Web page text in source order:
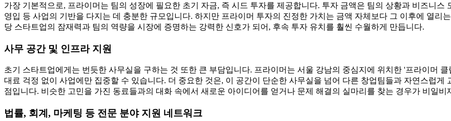
가장 기본적으로, 프라이머는 팀의 성장에 필요한 초기 자금, 즉 시드 투자를 제공합니다. 투자 금액은 팀의 상황과 비즈니스
영입 등 사업의 기반을 다지는 데 충분한 규모입니다. 하지만 프라이머 투자의 진정한 가치는 금액 자체보다 그 이후에 열리
당 스타트업의 잠재력과 팀의 역량을 시장에 증명하는 강력한 신호가 되어, 후속 투자 유치를 훨씬 수월하게 만듭니다.
사무 공간 및 인프라 지원
초기 스타트업에게는 번듯한 사무실을 구하는 것 또한 큰 부담입니다. 프라이머는 서울 강남의 중심지에 위치한 '프라이머
대료 걱정 없이 사업에만 집중할 수 있습니다. 더 중요한 것은, 이 공간이 단순한 사무실을 넘어 다른 창업팀들과 자연스럽
점입니다. 비슷한 고민을 가진 동료들과의 대화 속에서 새로운 아이디어를 얻거나 문제 해결의 실마리를 찾는 경우가 비일비
법률, 회계, 마케팅 등 전문 분야 지원 네트워크